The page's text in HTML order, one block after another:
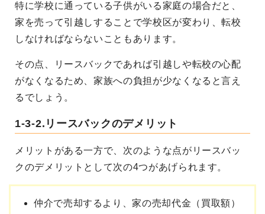
特に学校に通っている子供がいる家庭の場合だと、
家を売って引越しすることで学校区が変わり、転校
しなければならないこともあります。
その点、リースバックであれば引越しや転校の心配
がなくなるため、家族への負担が少なくなると言え
るでしょう。
1-3-2.リースバックのデメリット
メリットがある一方で、次のような点がリースバッ
クのデメリットとして次の4つがあげられます。
仲介で売却するより、家の売却代金（買取額）